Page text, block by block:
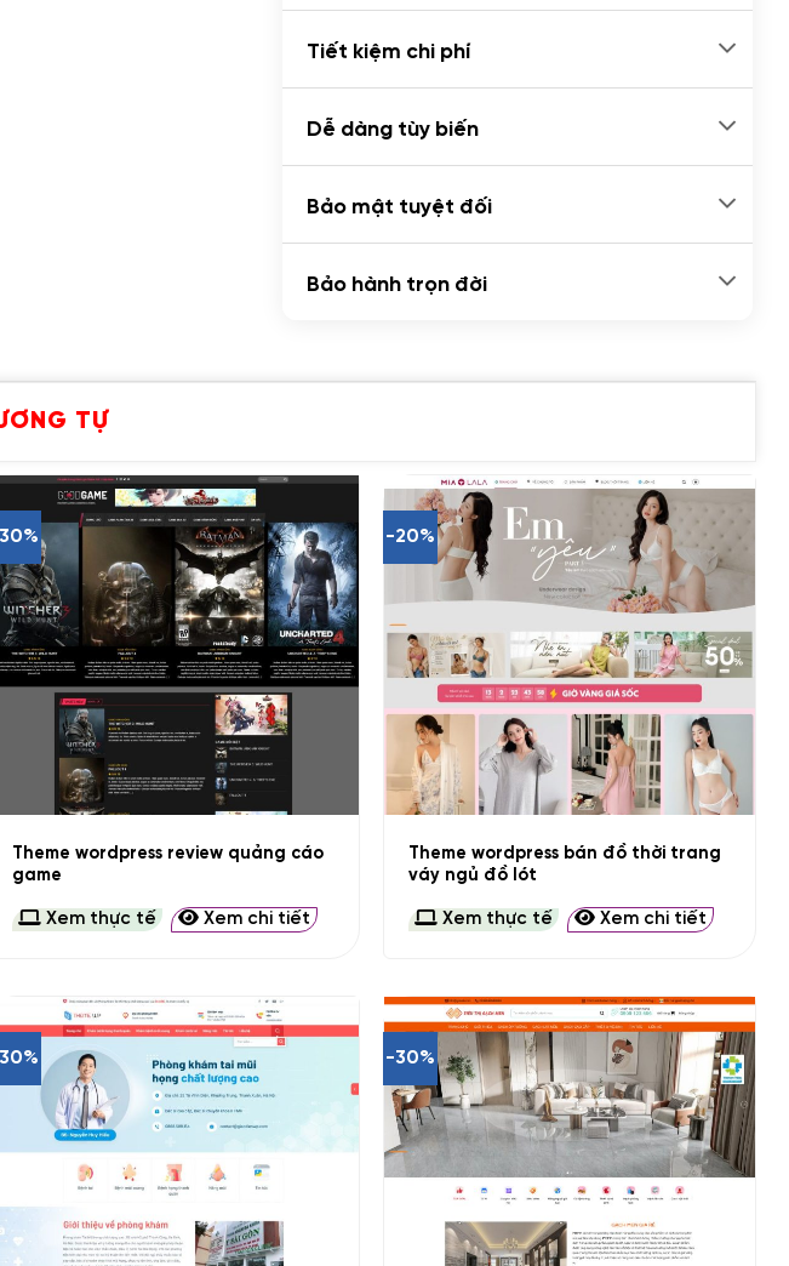
Tiết kiệm chi phí
Dễ dàng tùy biến
Bảo mật tuyệt đối
Bảo hành trọn đời
TỰ
Theme wordpress review quảng cáo
game
Xem thực tế Xem chi tiết
-20%
+
Theme wordpress bán đồ thời trang
váy ngủ đồ lót
Xem thực tế Xem chi tiết
-30%